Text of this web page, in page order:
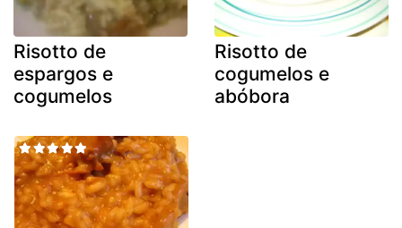
Risotto de
espargos e
cogumelos
Risotto de
cogumelos e
abóbora